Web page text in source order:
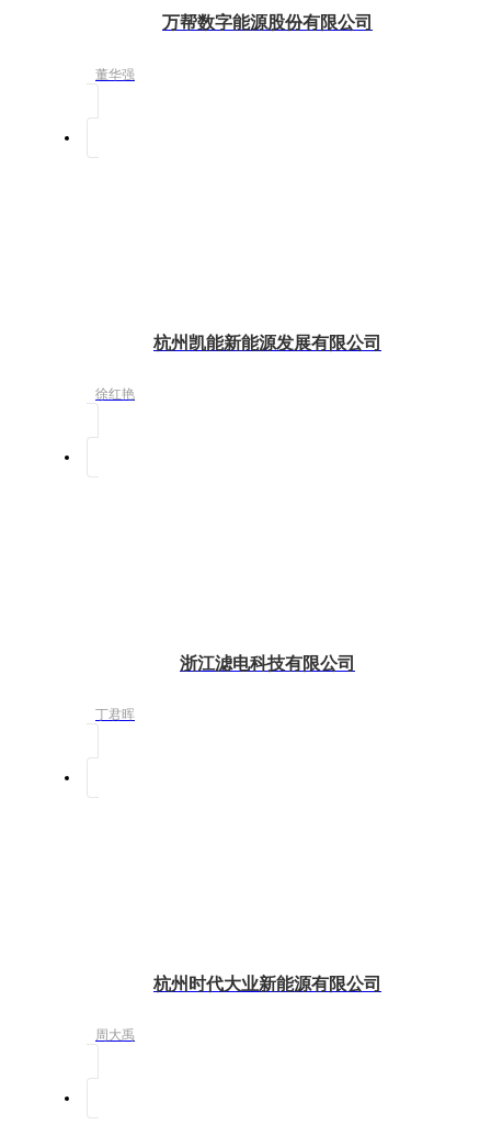
万帮数字能源股份有限公司
董华强
杭州凯能新能源发展有限公司
徐红艳
浙江滤电科技有限公司
丁君晖
杭州时代大业新能源有限公司
周大禹